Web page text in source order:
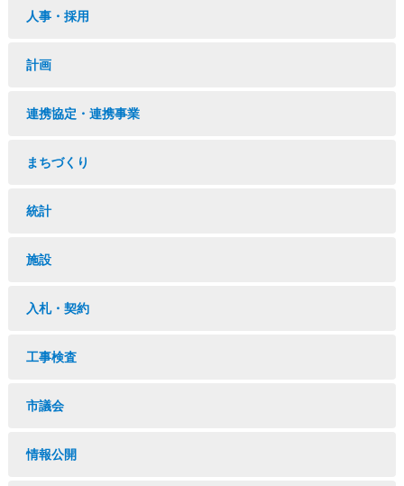
人事・採用
計画
連携協定・連携事業
まちづくり
統計
施設
入札・契約
工事検査
市議会
情報公開